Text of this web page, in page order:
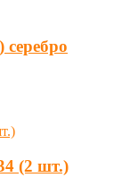
(2 шт.)